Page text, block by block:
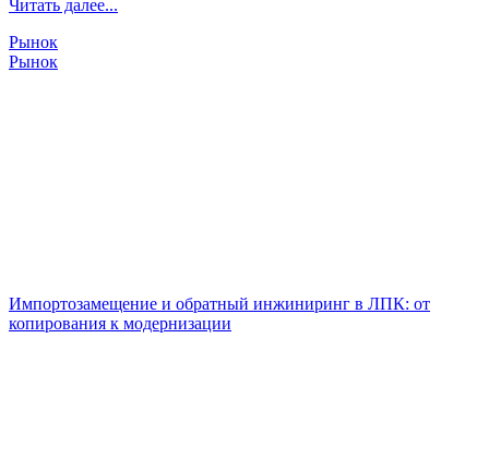
Читать далее...
Рынок
Рынок
Импортозамещение и обратный инжиниринг в ЛПК: от
копирования к модернизации